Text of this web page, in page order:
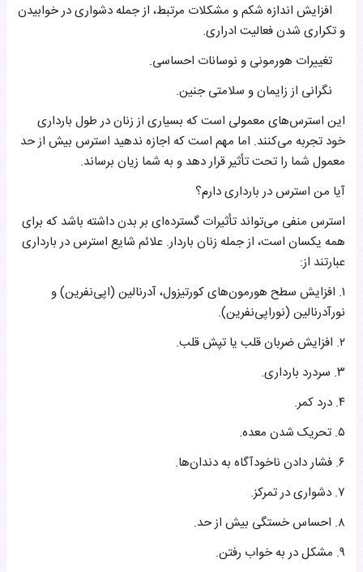
افزایش اندازه شکم و مشکلات مرتبط، از جمله دشواری در خوابیدن
و تکراری شدن فعالیت ادراری.
تغییرات هورمونی و نوسانات احساسی.
نگرانی از زایمان و سلامتی جنین.
این استرس‌های معمولی است که بسیاری از زنان در طول بارداری
خود تجربه می‌کنند. اما مهم است که اجازه ندهید استرس بیش از حد
معمول شما را تحت تأثیر قرار دهد و به شما زیان برساند.
آیا من استرس در بارداری دارم؟
استرس منفی می‌تواند تأثیرات گسترده‌ای بر بدن داشته باشد که برای
همه یکسان است، از جمله زنان باردار. علائم شایع استرس در بارداری
عبارتند از:
۱. افزایش سطح هورمون‌های کورتیزول، آدرنالین (اپی‌نفرین) و
نورآدرنالین (نوراپی‌نفرین).
۲. افزایش ضربان قلب یا تپش قلب.
۳. سردرد بارداری.
۴. درد کمر.
۵. تحریک شدن معده.
۶. فشار دادن ناخودآگاه به دندان‌ها.
۷. دشواری در تمرکز.
۸. احساس خستگی بیش از حد.
۹. مشکل در به خواب رفتن.